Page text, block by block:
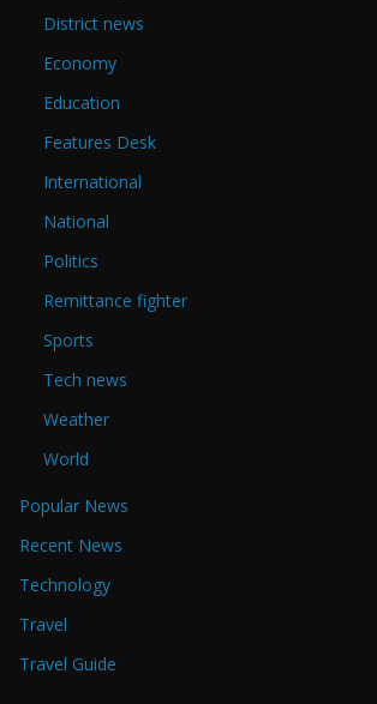
District news
Economy
Education
Features Desk
International
National
Politics
Remittance fighter
Sports
Tech news
Weather
World
Popular News
Recent News
Technology
Travel
Travel Guide